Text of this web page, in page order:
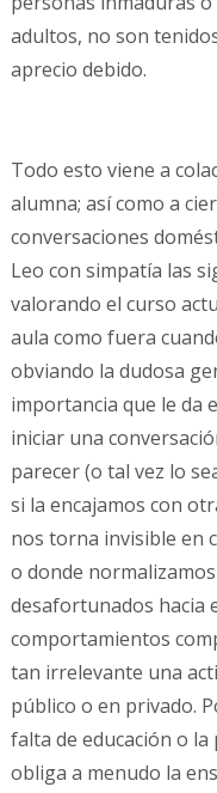
adultos, no son
aprecio debido.
Todo esto viene a
alumna; así como a
conversaciones
Leo con simpatía las
valorando el curso
aula como fuera
obviando la dudosa
importancia que le da
iniciar una
parecer (o tal vez lo
si la encajamos con
nos torna invisible en
o donde
desafortunados hacia
comportamientos
tan irrelevante una
público o en privado.
falta de educación o
obliga a menudo la